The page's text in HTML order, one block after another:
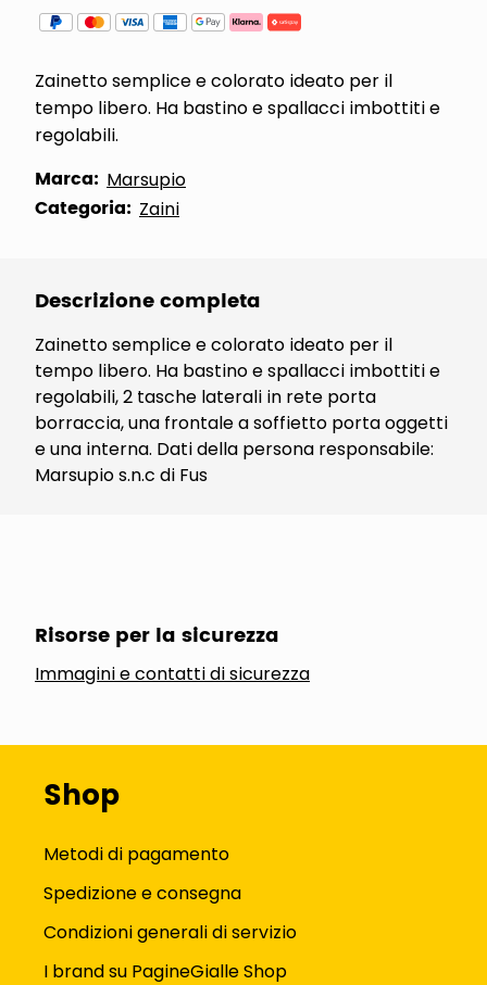
Zainetto semplice e colorato ideato per il
tempo libero. Ha bastino e spallacci imbottiti e
regolabili.
Marca: Marsupio
Categoria: Zaini
Descrizione completa
Zainetto semplice e colorato ideato per il
tempo libero. Ha bastino e spallacci imbottiti e
regolabili, 2 tasche laterali in rete porta
borraccia, una frontale a soffietto porta oggetti
e una interna. Dati della persona responsabile:
Marsupio s.n.c di Fus
Risorse per la sicurezza
Immagini e contatti di sicurezza
Shop
Metodi di pagamento
Spedizione e consegna
Condizioni generali di servizio
I brand su PagineGialle Shop